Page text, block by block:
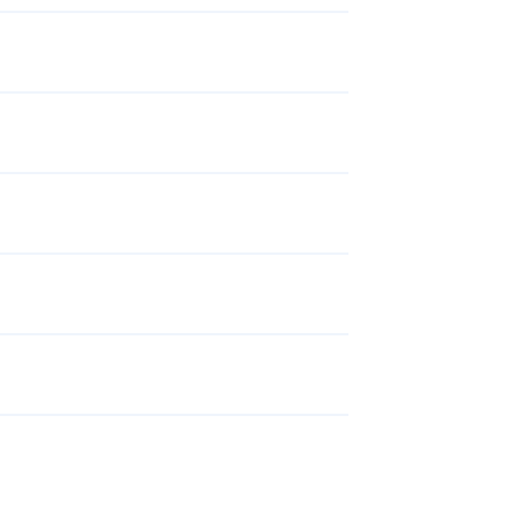
menggerakkan belon itu. Namun